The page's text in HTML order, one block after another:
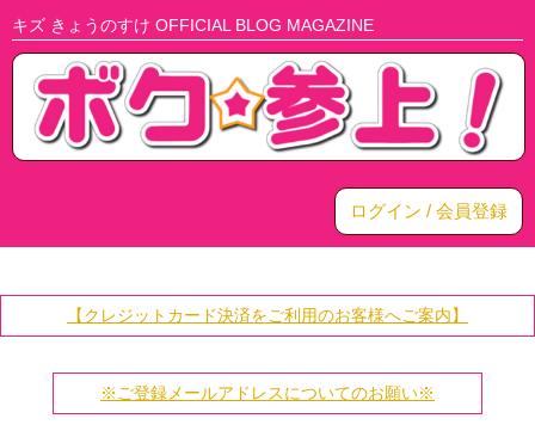
キズ きょうのすけ OFFICIAL BLOG MAGAZINE
ログイン / 会員登録
【クレジットカード決済をご利用のお客様へご案内】
※ご登録メールアドレスについてのお願い※